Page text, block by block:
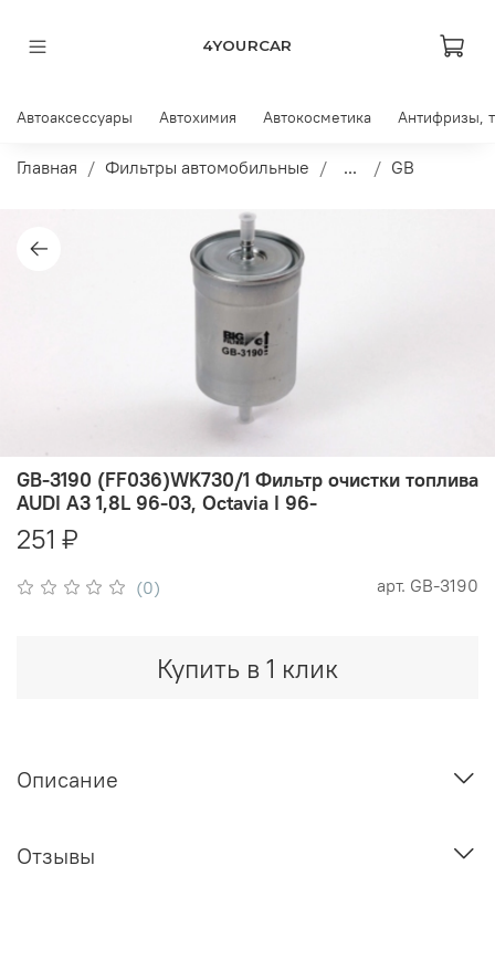
4YOURCAR
Автоаксессуары Автохимия Автокосметика Антифризы,
Главная Фильтры автомобильные ... GB
(0) арт. GB-3190
GB-3190 (FF036)WK730/1 Фильтр очистки топлива
AUDI A3 1,8L 96-03, Octavia I 96-
251 ₽
Купить в 1 клик
Описание
Отзывы